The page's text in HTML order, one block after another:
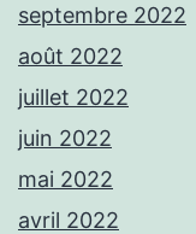
septembre 2022
août 2022
juillet 2022
juin 2022
mai 2022
avril 2022